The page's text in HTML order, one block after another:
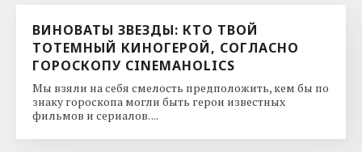
ВИНОВАТЫ ЗВЕЗДЫ: КТО ТВОЙ
ТОТЕМНЫЙ КИНОГЕРОЙ, СОГЛАСНО
ГОРОСКОПУ CINEMAHOLICS
Мы взяли на себя смелость предположить, кем бы по
знаку гороскопа могли быть герои известных
фильмов и сериалов. ...